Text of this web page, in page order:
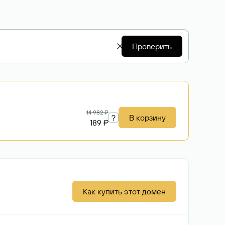
Проверить
14 982 ₽
189 ₽ ? В корзину
Как купить этот домен